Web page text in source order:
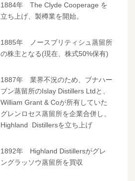
1884年 The Clyde Cooperage を
立ち上げ、製樽業を開始。
1885年 ノースブリティシュ蒸留所
の株主となる(現在、株式50%保有)
1887年 業界不況のため、ブナハー
ブン蒸留所のIslay Distillers Ltdと、
William Grant & Coが所有していた
グレンロセス蒸留所を企業合併し、
Highland Distillersを立ち上げ
1892年 Highland Distillersがグレ
ングラッソウ蒸留所を買収